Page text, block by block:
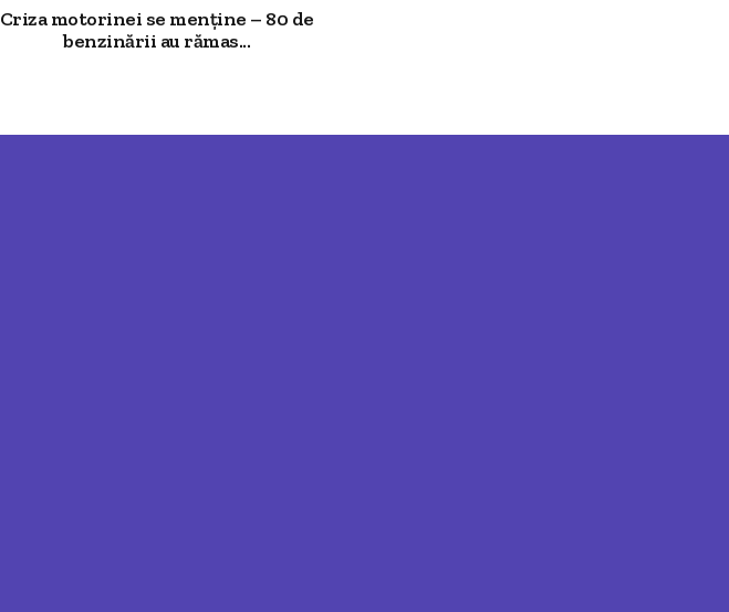
Criza motorinei se menține – 80 de
benzinării au rămas...